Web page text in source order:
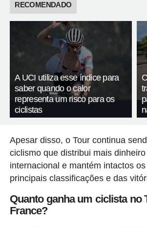
RECOMENDADO
A UCI utiliza esse índice para
saber quando o calor
representa um risco para os
ciclistas
Apesar disso, o Tour continua
ciclismo que distribui mais
internacional e mantém intactos
principais classificações e das
Quanto ganha um ciclista no
France?